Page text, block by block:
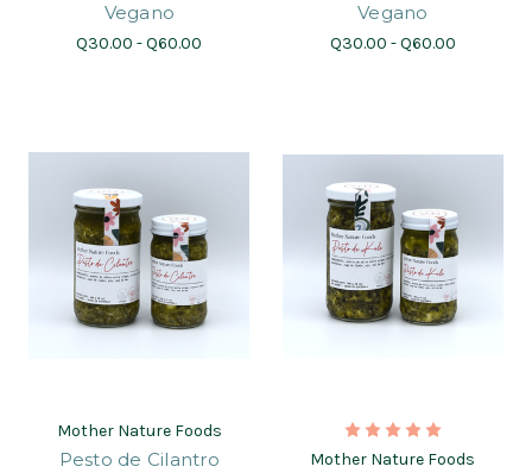
Vegano
Q30.00 - Q60.00
Vegano
Q30.00 - Q60.00
Mother Nature Foods
Pesto de Cilantro
Mother Nature Foods